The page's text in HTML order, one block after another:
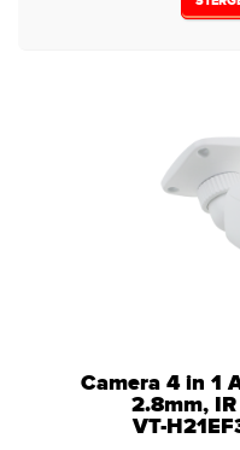
Camera 4 in 1
2.8mm,
VT-